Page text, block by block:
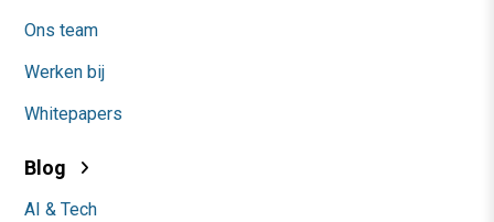
Ons team
Werken bij
Whitepapers
Blog
AI & Tech